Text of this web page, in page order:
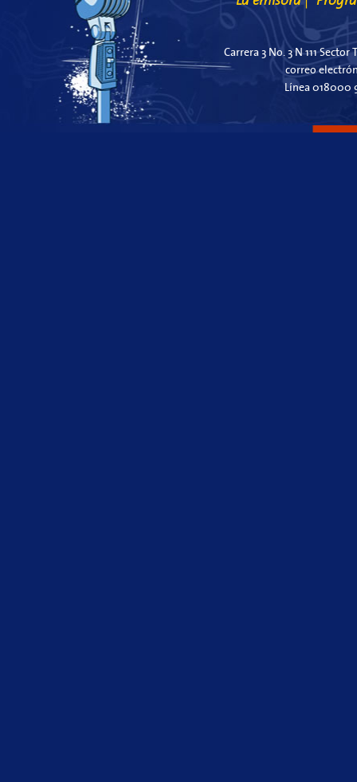
Carrera 3 No. 3 N 111
correo
Línea 018000